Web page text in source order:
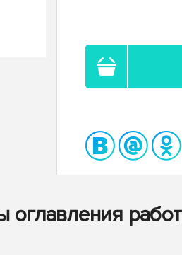
оглавления